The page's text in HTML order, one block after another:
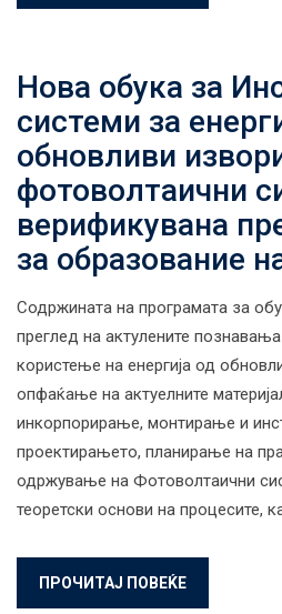
Нова обука за
системи за
обновливи
фотоволтаични
верификувана
за образование
Содржината на програмата за
преглед на актулените
користење на енергија од
опфаќање на актуелните
инкорпорирање, монтирање и
проектирањето, планирање на
одржување на Фотоволтаични
теоретски основи на процесите,
ПРОЧИТАЈ ПОВЕЌЕ